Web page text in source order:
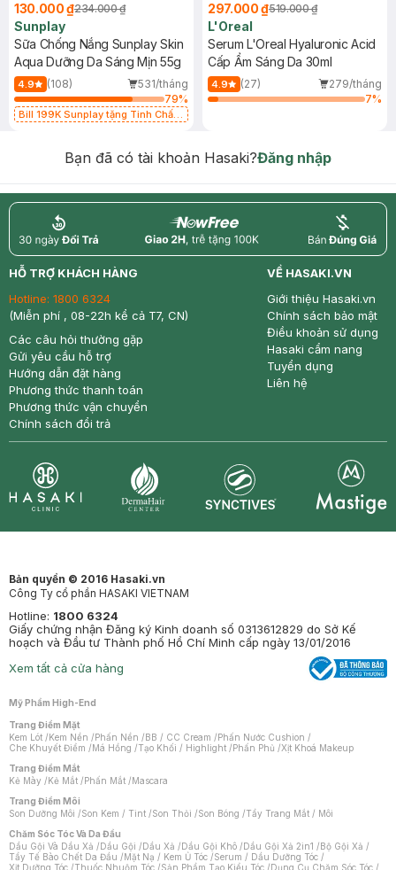
130.000 ₫234.000 ₫
Sunplay
Sữa Chống Nắng Sunplay Skin
Aqua Dưỡng Da Sáng Mịn 55g
4.9 (108)
531/tháng
79%
Bill 199K Sunplay tặng Tinh Chất
297.000 ₫519.000 ₫
L'Oreal
Serum L'Oreal Hyaluronic Acid
Cấp Ẩm Sáng Da 30ml
4.9 (27)
279/tháng
7%
Bạn đã có tài khoản Hasaki?Đăng nhập
return nowfree price
HỖ TRỢ KHÁCH HÀNG
Hotline: 1800 6324
(Miễn phí , 08-22h kể cả T7, CN)
Các câu hỏi thường gặp
Gửi yêu cầu hỗ trợ
Hướng dẫn đặt hàng
Phương thức thanh toán
Phương thức vận chuyển
Chính sách đổi trả
VỀ HASAKI.VN
Giới thiệu Hasaki.vn
Chính sách bảo mật
Điều khoản sử dụng
Hasaki cẩm nang
Tuyển dụng
Liên hệ
Bản quyền © 2016 Hasaki.vn
Công Ty cổ phần HASAKI VIETNAM
Hotline: 1800 6324
Giấy chứng nhận Đăng ký Kinh doanh số 0313612829 do Sở Kế
hoạch và Đầu tư Thành phố Hồ Chí Minh cấp ngày 13/01/2016
Xem tất cả cửa hàng
Mỹ Phẩm High-End
Trang Điểm Mặt
Kem Lót /Kem Nền /Phấn Nền /BB / CC Cream /Phấn Nước Cushion /
Che Khuyết Điểm /Má Hồng /Tạo Khối / Highlight /Phấn Phủ /Xịt Khoá Makeup
Trang Điểm Mắt
Kẻ Mày /Kẻ Mắt /Phấn Mắt /Mascara
Trang Điểm Môi
Son Dưỡng Môi /Son Kem / Tint /Son Thỏi /Son Bóng /Tẩy Trang Mắt / Môi
Chăm Sóc Tóc Và Da Đầu
Dầu Gội Và Dầu Xả /Dầu Gội /Dầu Xả /Dầu Gội Khô /Dầu Gội Xả 2in1 /Bộ Gội Xả /
Tẩy Tế Bào Chết Da Đầu /Mặt Nạ / Kem Ủ Tóc /Serum / Dầu Dưỡng Tóc /
Xịt Dưỡng Tóc /Thuốc Nhuộm Tóc /Sản Phẩm Tạo Kiểu Tóc /Dụng Cụ Chăm Sóc Tóc /